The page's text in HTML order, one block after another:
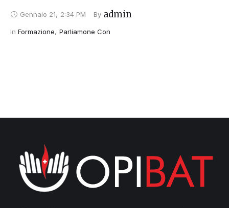
Gennaio 21, 2:34 PM By admin
In Formazione, Parliamone Con